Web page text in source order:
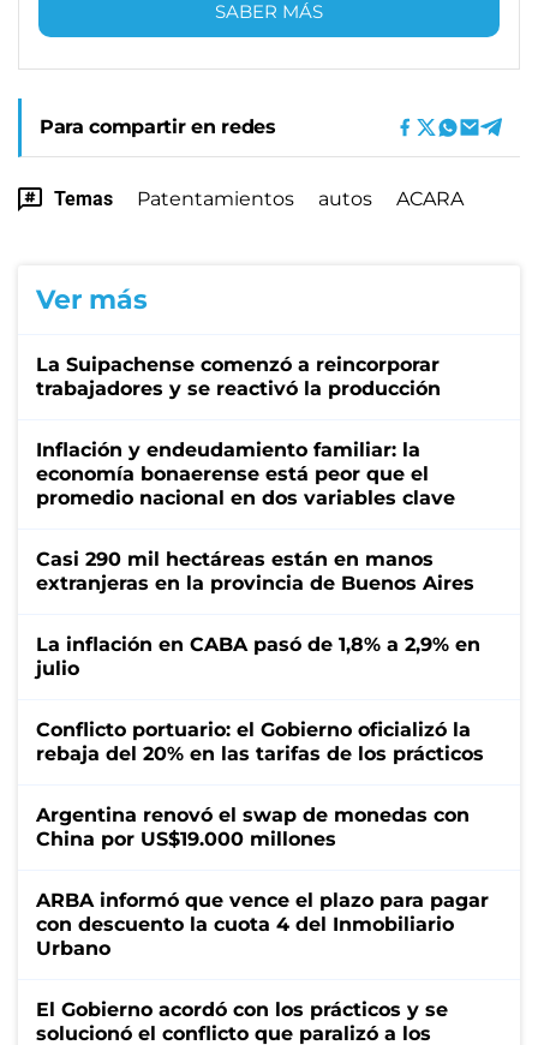
SABER MÁS
Para compartir en redes
Temas Patentamientos autos ACARA
Ver más
La Suipachense comenzó a reincorporar
trabajadores y se reactivó la producción
Inflación y endeudamiento familiar: la
economía bonaerense está peor que el
promedio nacional en dos variables clave
Casi 290 mil hectáreas están en manos
extranjeras en la provincia de Buenos Aires
La inflación en CABA pasó de 1,8% a 2,9% en
julio
Conflicto portuario: el Gobierno oficializó la
rebaja del 20% en las tarifas de los prácticos
Argentina renovó el swap de monedas con
China por US$19.000 millones
ARBA informó que vence el plazo para pagar
con descuento la cuota 4 del Inmobiliario
Urbano
El Gobierno acordó con los prácticos y se
solucionó el conflicto que paralizó a los